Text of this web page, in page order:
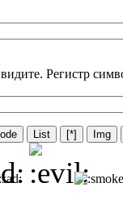
Регистр
List [*] Img